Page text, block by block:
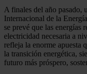
A finales del año pasado,
Internacional de la
se prevé que las energías
electricidad necesaria a
refleja la enorme apuesta
la transición energética,
futuro más próspero,